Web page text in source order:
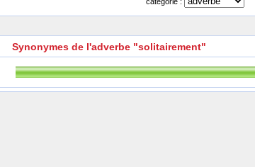
Synonymes de l'adverbe "solitairement"